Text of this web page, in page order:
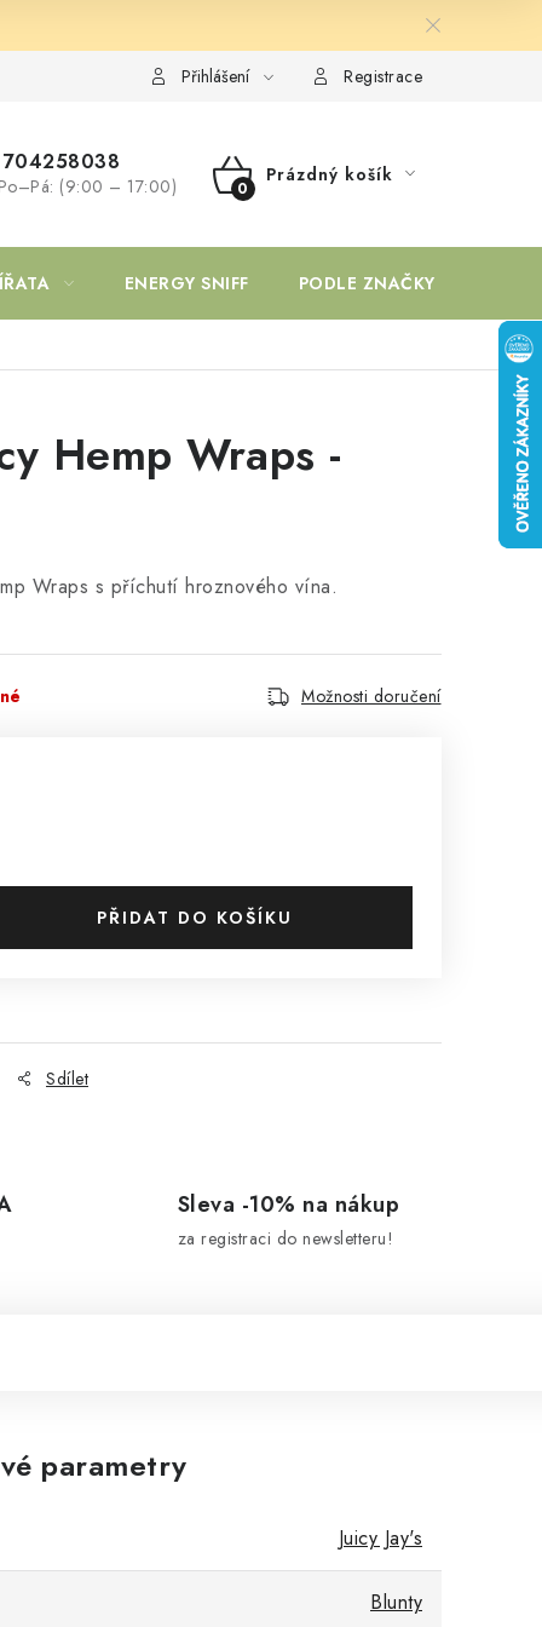
Přihlášení Registrace
704258038
Po–Pá: (9:00 – 17:00)
NÁKUPNÍ
Prázdný košík
ENERGY SNIFF PODLE ZNAČKY
Hemp Wraps -
Wraps s příchutí hroznového vína.
Možnosti doručení
PŘIDAT DO KOŠÍKU
Sdílet
Sleva -10% na nákup
za registraci do newsletteru!
parametry
Juicy Jay's
Blunty